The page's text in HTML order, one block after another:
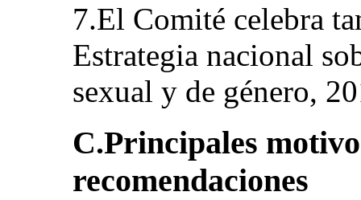
7.El Comité celebra
Estrategia nacional
sexual y de género,
C.Principales
recomendaciones